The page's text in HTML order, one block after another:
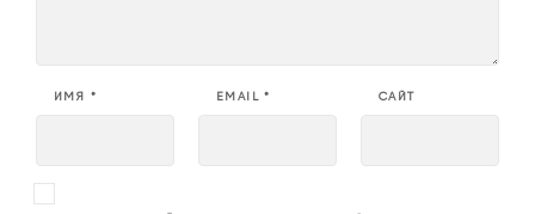
ИМЯ * EMAIL* САЙТ